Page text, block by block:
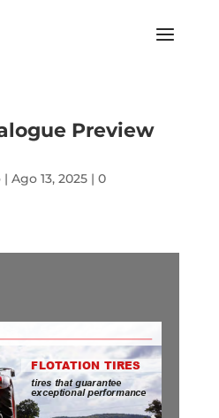
Preview
| Ago 13, 2025| 0